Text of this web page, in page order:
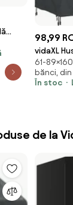
cm
98,99
vidaXL
grădină
61-
bănci, din
În stoc
de la